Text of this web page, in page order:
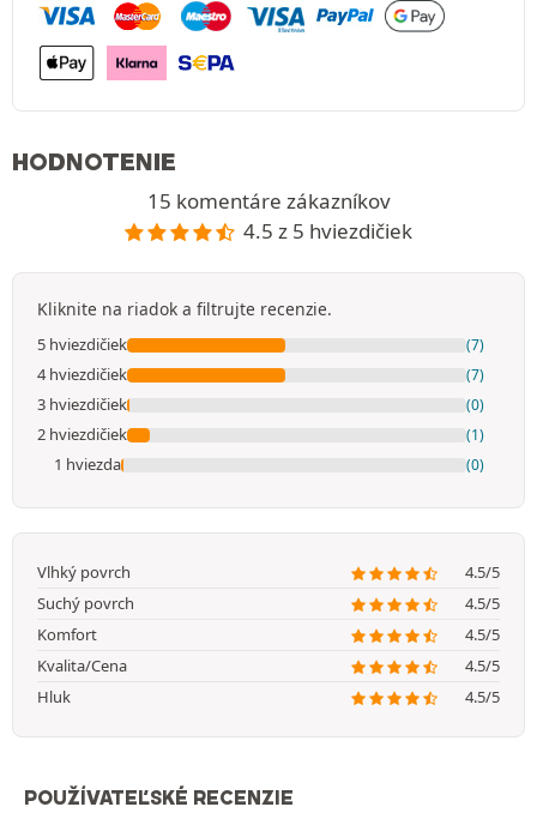
HODNOTENIE
15 komentáre zákazníkov
4.5 z 5 hviezdičiek
Kliknite na riadok a filtrujte recenzie.
5 hviezdičiek (7)
4 hviezdičiek (7)
3 hviezdičiek (0)
2 hviezdičiek (1)
1 hviezda (0)
Vlhký povrch
4.5/5
Suchý povrch
4.5/5
Komfort
4.5/5
Kvalita/Cena
4.5/5
Hluk
4.5/5
POUŽÍVATEĽSKÉ RECENZIE